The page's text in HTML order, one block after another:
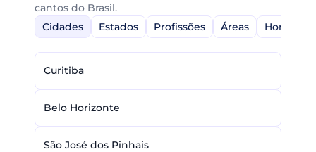
cantos do Brasil.
Cidades
Estados Profissões Áreas Home-
Curitiba
Belo Horizonte
São José dos Pinhais